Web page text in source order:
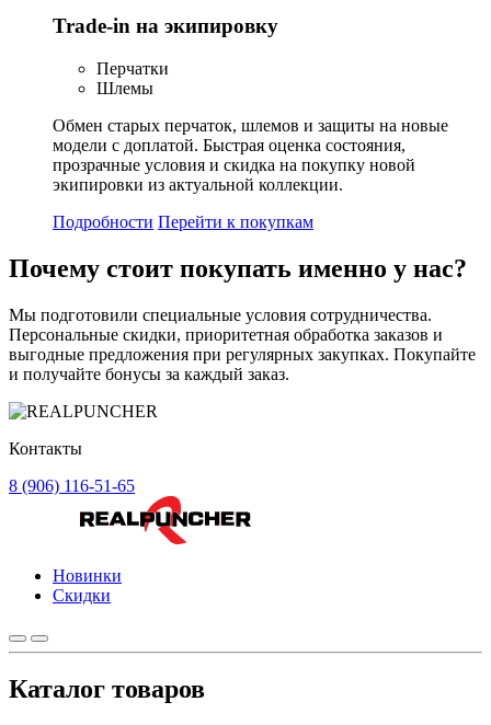
Trade-in на экипировку
Перчатки
Шлемы
Обмен старых перчаток, шлемов и защиты на новые
модели с доплатой. Быстрая оценка состояния,
прозрачные условия и скидка на покупку новой
экипировки из актуальной коллекции.
Подробности Перейти к покупкам
Почему стоит покупать именно у нас?
Мы подготовили специальные условия сотрудничества.
Персональные скидки, приоритетная обработка заказов и
выгодные предложения при регулярных закупках. Покупайте
и получайте бонусы за каждый заказ.
Контакты
8 (906) 116-51-65
Новинки
Скидки
Каталог товаров